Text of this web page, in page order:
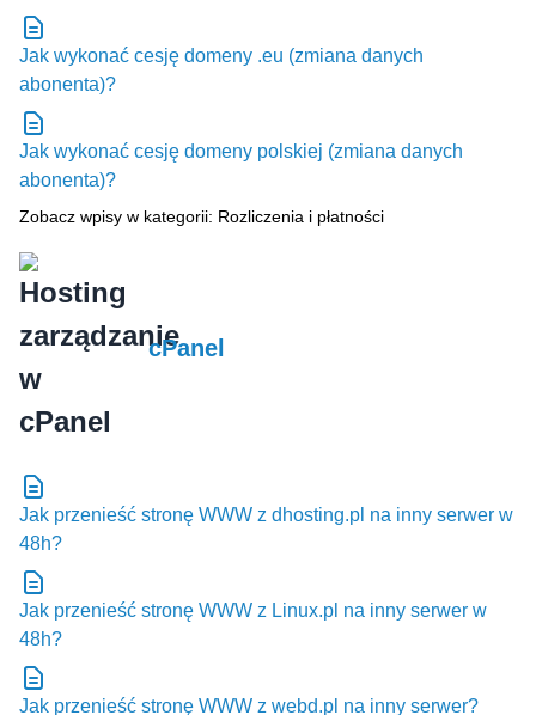
Jak wykonać cesję domeny .eu (zmiana danych
abonenta)?
Jak wykonać cesję domeny polskiej (zmiana danych
abonenta)?
Zobacz wpisy w kategorii: Rozliczenia i płatności
cPanel
Jak przenieść stronę WWW z dhosting.pl na inny serwer w
48h?
Jak przenieść stronę WWW z Linux.pl na inny serwer w
48h?
Jak przenieść stronę WWW z webd.pl na inny serwer?